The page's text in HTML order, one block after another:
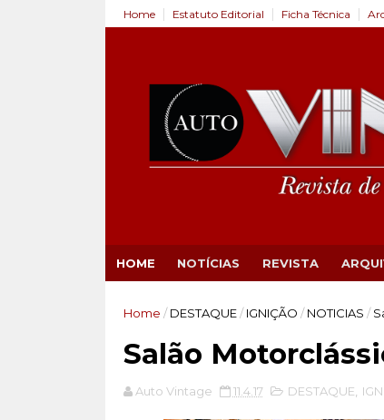
Home Estatuto Editorial Ficha Técnica
HOME NOTÍCIAS REVISTA
Home / DESTAQUE / IGNIÇÃO / NOTICIAS /
Salão
Auto Vintage 11.4.17 DESTAQUE